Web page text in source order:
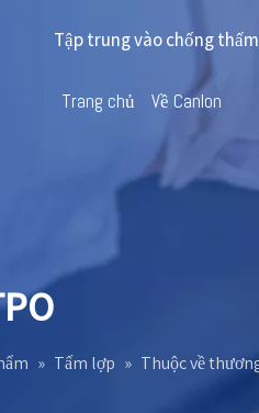
Tập trung vào chống
Trang chủ Về Canlon
» Tấm lợp » Thuộc về